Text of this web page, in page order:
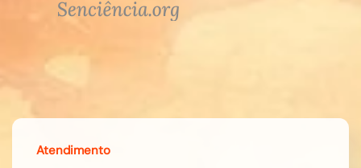
Atendimento